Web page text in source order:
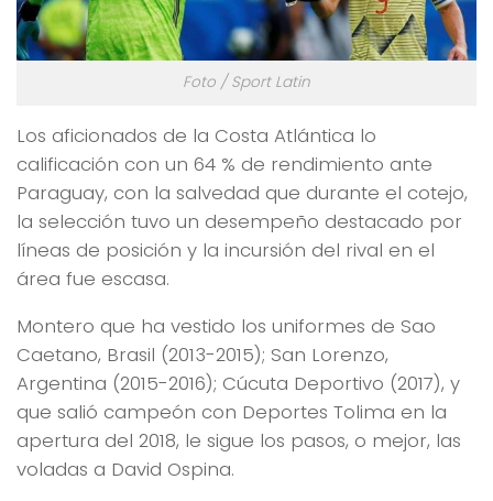
Foto / Sport Latin
Los aficionados de la Costa Atlántica lo
calificación con un 64 % de rendimiento ante
Paraguay, con la salvedad que durante el cotejo,
la selección tuvo un desempeño destacado por
líneas de posición y la incursión del rival en el
área fue escasa.
Montero que ha vestido los uniformes de Sao
Caetano, Brasil (2013-2015); San Lorenzo,
Argentina (2015-2016); Cúcuta Deportivo (2017), y
que salió campeón con Deportes Tolima en la
apertura del 2018, le sigue los pasos, o mejor, las
voladas a David Ospina.